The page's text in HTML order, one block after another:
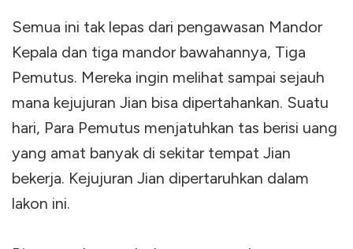
Semua ini tak lepas dari pengawasan Mandor
Kepala dan tiga mandor bawahannya, Tiga
Pemutus. Mereka ingin melihat sampai sejauh
mana kejujuran Jian bisa dipertahankan. Suatu
hari, Para Pemutus menjatuhkan tas berisi uang
yang amat banyak di sekitar tempat Jian
bekerja. Kejujuran Jian dipertaruhkan dalam
lakon ini.